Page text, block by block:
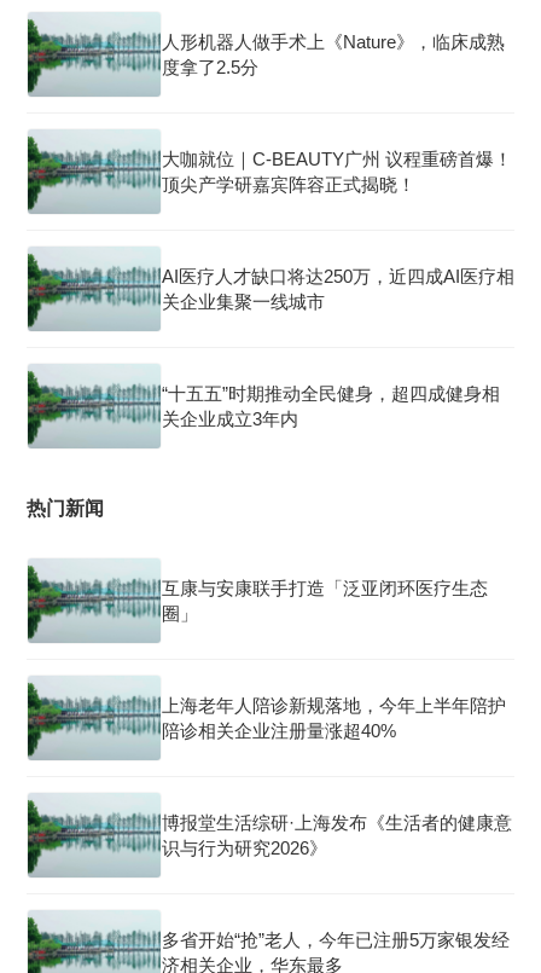
人形机器人做手术上《Nature》，临床成熟
度拿了2.5分
大咖就位｜C-BEAUTY广州 议程重磅首爆！
顶尖产学研嘉宾阵容正式揭晓！
AI医疗人才缺口将达250万，近四成AI医疗相
关企业集聚一线城市
“十五五”时期推动全民健身，超四成健身相
关企业成立3年内
热门新闻
互康与安康联手打造「泛亚闭环医疗生态
圈」
上海老年人陪诊新规落地，今年上半年陪护
陪诊相关企业注册量涨超40%
博报堂生活综研·上海发布《生活者的健康意
识与行为研究2026》
多省开始“抢”老人，今年已注册5万家银发经
济相关企业，华东最多